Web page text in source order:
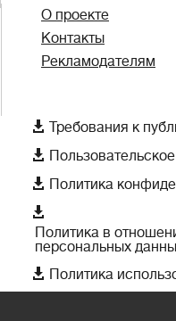
О проекте
Контакты
Рекламодателям
 Требования к

 Политика

Политика в
персональных
 Политика